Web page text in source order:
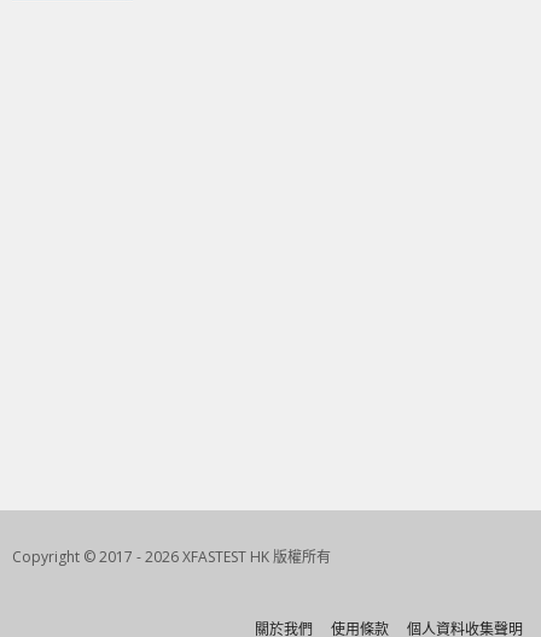
Copyright © 2017 - 2026 XFASTEST HK 版權所有
關於我們 使用條款 個人資料收集聲明